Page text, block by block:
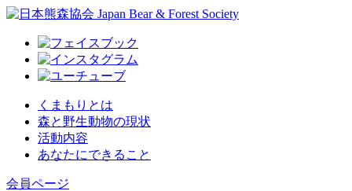
くまもりとは
森と野生動物の現状
活動内容
あなたにできること
会員ページ